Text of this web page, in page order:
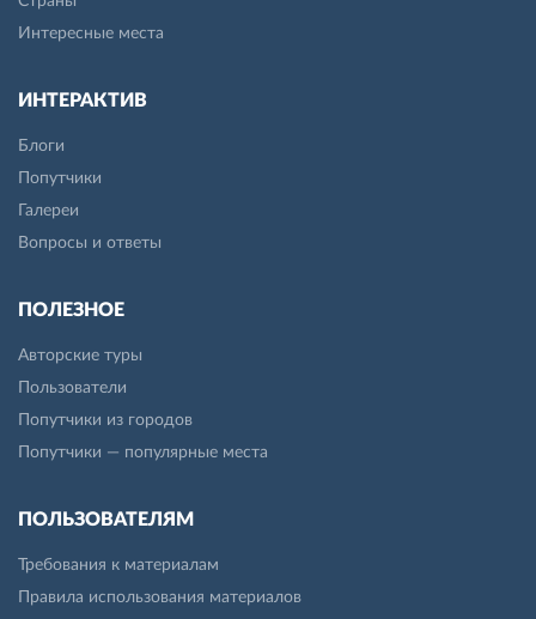
Интересные места
ИНТЕРАКТИВ
Блоги
Попутчики
Галереи
Вопросы и ответы
ПОЛЕЗНОЕ
Авторские туры
Пользователи
Попутчики из городов
Попутчики — популярные места
ПОЛЬЗОВАТЕЛЯМ
Требования к материалам
Правила использования материалов